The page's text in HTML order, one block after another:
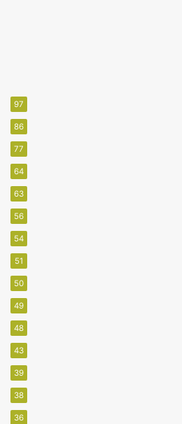
97
86
77
64
63
56
54
51
50
49
48
43
39
38
36